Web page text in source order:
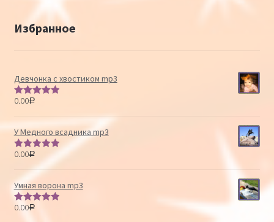
Избранное
Девчонка с хвостиком mp3
Оценка
0.00Р
У Медного всадника mp3
Оценка
5.00
0.00Р
Умная ворона mp3
Оценка
0.00Р